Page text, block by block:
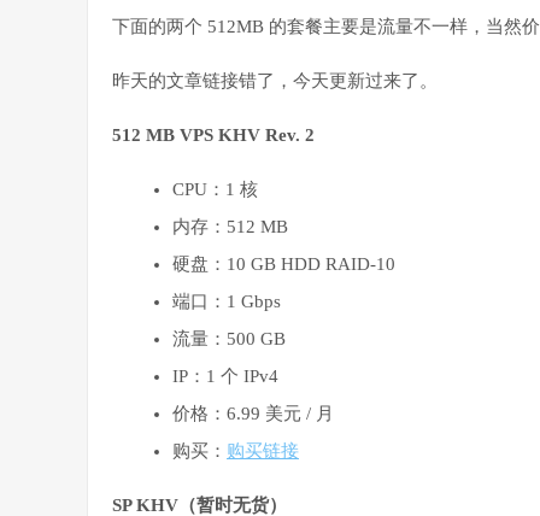
下面的两个 512MB 的套餐主要是流量不一样，当然
昨天的文章链接错了，今天更新过来了。
512 MB VPS KHV Rev. 2
CPU：1 核
内存：512 MB
硬盘：10 GB HDD RAID-10
端口：1 Gbps
流量：500 GB
IP：1 个 IPv4
价格：6.99 美元 / 月
购买： 购买链接
SP KHV（暂时无货）